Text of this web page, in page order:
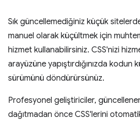
Sık güncellemediğiniz küçük
manuel olarak küçültmek için
hizmet kullanabilirsiniz. CSS'nizi
arayüzüne yapıştırdığınızda kodun
sürümünü döndürürsünüz.
Profesyonel geliştiriciler,
dağıtmadan önce CSS'lerini